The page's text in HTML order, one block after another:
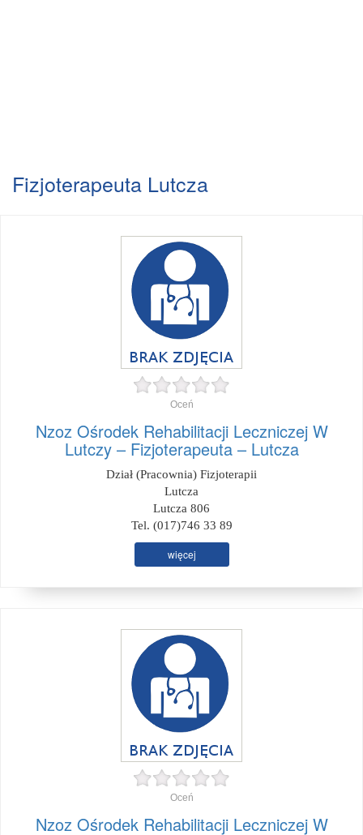
Fizjoterapeuta Lutcza
Oceń
Nzoz Ośrodek Rehabilitacji Leczniczej W
Lutczy – Fizjoterapeuta – Lutcza
Dział (Pracownia) Fizjoterapii
Lutcza
Lutcza 806
Tel. (017)746 33 89
więcej
Oceń
Nzoz Ośrodek Rehabilitacji Leczniczej W